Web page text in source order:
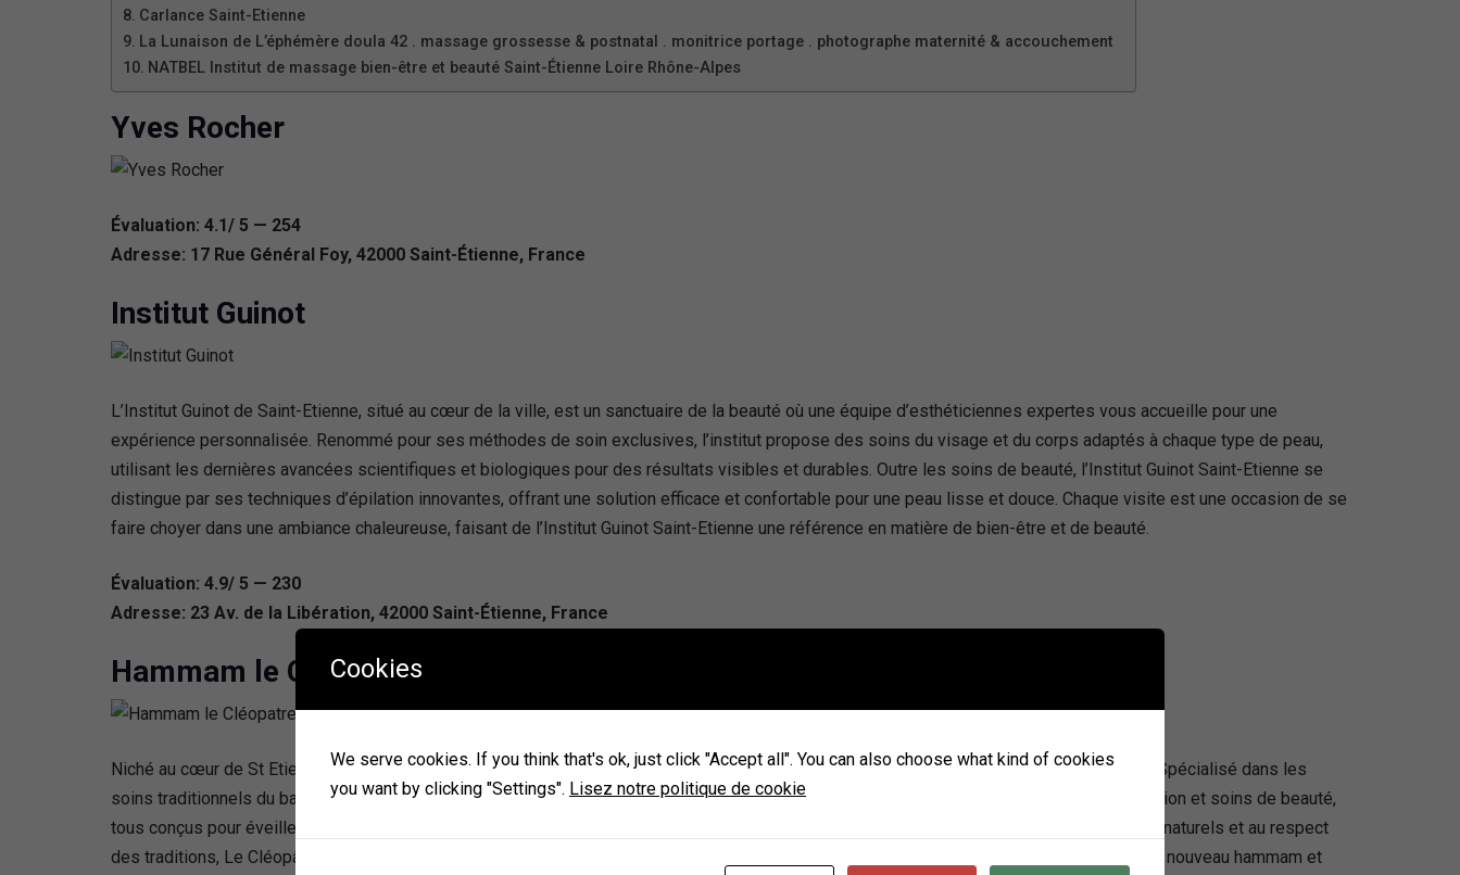
Carlance Saint-Etienne
La Lunaison de L’éphémère doula 42 . massage grossesse & postnatal . monitrice portage . photographe maternité & accouchement
NATBEL Institut de massage bien-être et beauté Saint-Étienne Loire Rhône-Alpes
Yves Rocher
Évaluation: 4.1/ 5 — 254
Adresse: 17 Rue Général Foy, 42000 Saint-Étienne, France
Institut Guinot
L’Institut Guinot de Saint-Etienne, situé au cœur de la ville, est un sanctuaire de la beauté où une équipe d’esthéticiennes expertes vous accueille pour une
expérience personnalisée. Renommé pour ses méthodes de soin exclusives, l’institut propose des soins du visage et du corps adaptés à chaque type de peau,
utilisant les dernières avancées scientifiques et biologiques pour des résultats visibles et durables. Outre les soins de beauté, l’Institut Guinot Saint-Etienne se
distingue par ses techniques d’épilation innovantes, offrant une solution efficace et confortable pour une peau lisse et douce. Chaque visite est une occasion de se
faire choyer dans une ambiance chaleureuse, faisant de l’Institut Guinot Saint-Etienne une référence en matière de bien-être et de beauté.
Évaluation: 4.9/ 5 — 230
Adresse: 23 Av. de la Libération, 42000 Saint-Étienne, France
Hammam le Cléopatre
Niché au cœur de St Etienne, le Hammam Le Cléopâtre est une oasis de bien-être et de relaxation qui invite à un voyage sensoriel unique. Spécialisé dans les
soins traditionnels du bain oriental, cet établissement propose une gamme étendue de services incluant hammam, sauna, massages, épilation et soins de beauté,
tous conçus pour éveiller la beauté naturelle et parfumer la peau d’essences exotiques. Avec une attention particulière portée aux produits naturels et au respect
des traditions, Le Cléopâtre se distingue par son engagement à offrir une expérience authentique et apaisante. La récente introduction d’un nouveau hammam et
Cookies
We serve cookies. If you think that's ok, just click "Accept all". You can also choose what kind of cookies
you want by clicking "Settings". Lisez notre politique de cookie